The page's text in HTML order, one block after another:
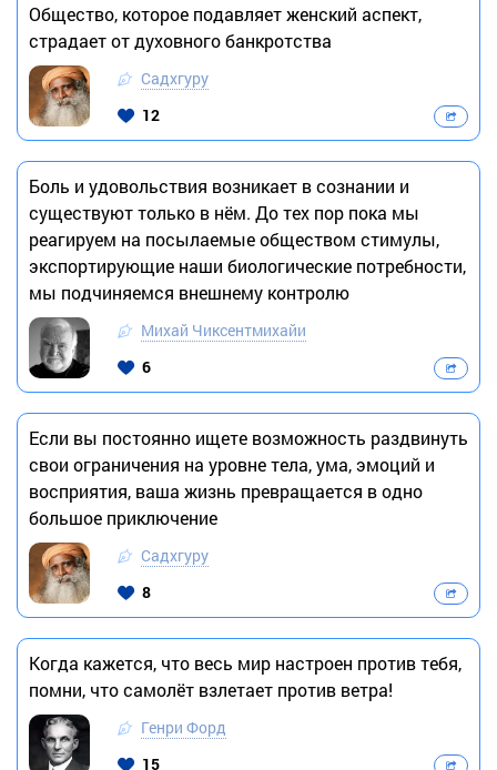
Общество, которое подавляет женский аспект,
страдает от духовного банкротства
Садхгуру
12
Боль и удовольствия возникает в сознании и
существуют только в нём. До тех пор пока мы
реагируем на посылаемые обществом стимулы,
экспортирующие наши биологические потребности,
мы подчиняемся внешнему контролю
Михай Чиксентмихайи
6
Если вы постоянно ищете возможность раздвинуть
свои ограничения на уровне тела, ума, эмоций и
восприятия, ваша жизнь превращается в одно
большое приключение
Садхгуру
8
Когда кажется, что весь мир настроен против тебя,
помни, что самолёт взлетает против ветра!
Генри Форд
15